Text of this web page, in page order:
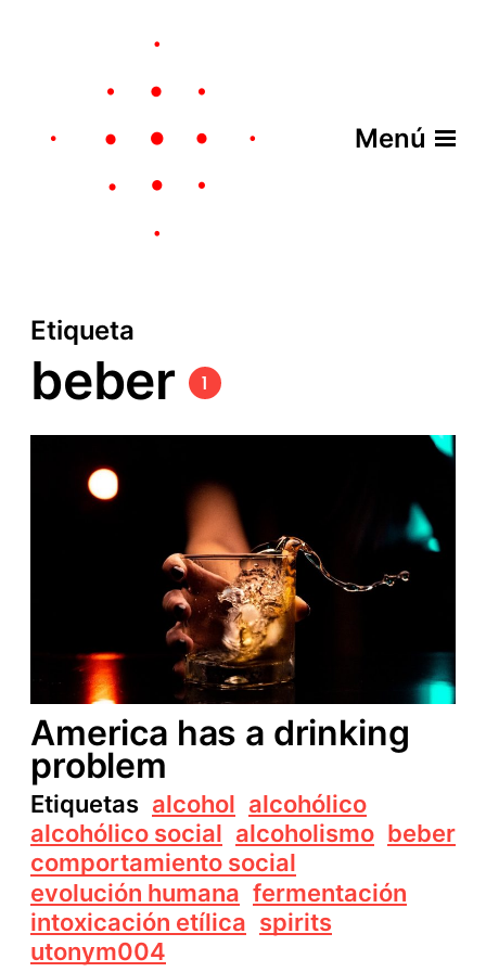
Menú
Etiqueta
beber 1
America has a drinking
problem
Etiquetas alcohol alcohólico
alcohólico social alcoholismo beber
comportamiento social
evolución humana fermentación
intoxicación etílica spirits
utonym004